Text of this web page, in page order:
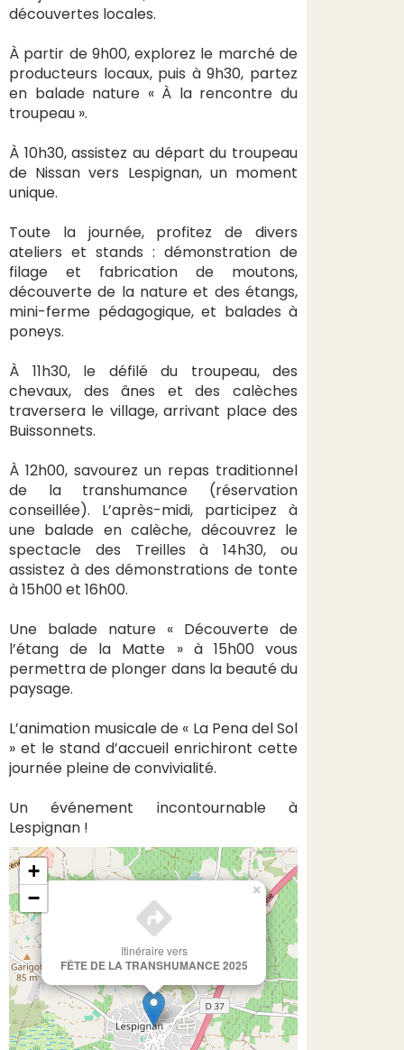
découvertes locales.
À partir de 9h00, explorez le marché de
producteurs locaux, puis à 9h30, partez
en balade nature « À la rencontre du
troupeau ».
À 10h30, assistez au départ du troupeau
de Nissan vers Lespignan, un moment
unique.
Toute la journée, profitez de divers
ateliers et stands : démonstration de
filage et fabrication de moutons,
découverte de la nature et des étangs,
mini-ferme pédagogique, et balades à
poneys.
À 11h30, le défilé du troupeau, des
chevaux, des ânes et des calèches
traversera le village, arrivant place des
Buissonnets.
À 12h00, savourez un repas traditionnel
de la transhumance (réservation
conseillée). L’après-midi, participez à
une balade en calèche, découvrez le
spectacle des Treilles à 14h30, ou
assistez à des démonstrations de tonte
à 15h00 et 16h00.
Une balade nature « Découverte de
l’étang de la Matte » à 15h00 vous
permettra de plonger dans la beauté du
paysage.
L’animation musicale de « La Pena del Sol
» et le stand d’accueil enrichiront cette
journée pleine de convivialité.
Un événement incontournable à
Lespignan !
Itinéraire vers
FÊTE DE LA TRANSHUMANCE 2025
×
+
−